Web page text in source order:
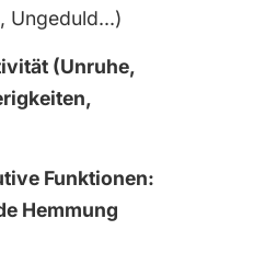
Ungeduld...)
(Unruhe,
Funktionen:
Hemmung